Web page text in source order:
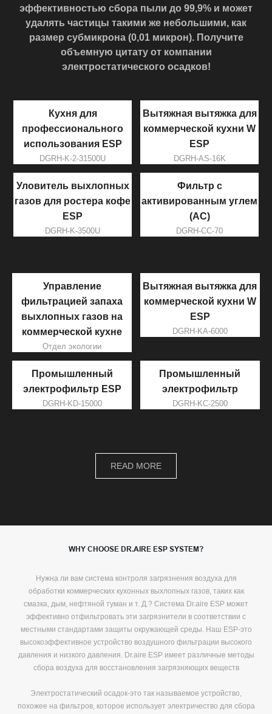
эффективностью сбора пыли до 99,9% и может
удалять частицы такими же небольшими, как
размер субмикрона (0,01 микрон). Получите
объемную цитату от компании
электростатического осадков!
Кухня для
профессионального
использования ESP
DGRH-K-2-31500U
Вытяжная вытяжка для
коммерческой кухни W
ESP
DGRH-AS-16K
Уловитель выхлопных
газов для ростера кофе
ESP
DGRH-K-3500U
Фильтр с
активированным углем
(AC)
DGRH-CC-70
Управление
фильтрацией запаха
выхлопных газов на
коммерческой кухне
Отдел экологии
Вытяжная вытяжка для
коммерческой кухни W
ESP
DGRH-KA-6000
Промышленный
электрофильтр ESP
DGRH-KD-15000
Промышленный
электрофильтр
DGRH-KC-2500
READ MORE
WHY CHOOSE DR.AIRE ESP SYSTEM?
Нужна ли вам система контроля загрязнения воздуха для
обработки коммерческих кухонных выхлопных газов, таких как
смазка, дым, нефтяной туман и т. Д.? Система Dr.aire ESP может
эффективно отфильтровать эти загрязнители в соответствии с
местными стандартами защиты окружающей среды. Наш ESP-это
высокоэффективное устройство воздушного фильтрации высокого
давления и низкого давления. Dr.aire ESP имеет различные методы
сбора воздуха для восстановления загрязняющих веществ
Электростатический осадок-это так называемое устройство,
похожее на фильтров, которое использует электричество для сбора